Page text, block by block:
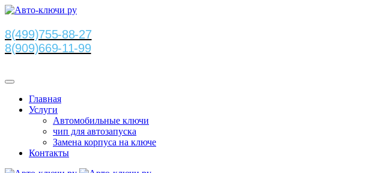
8(499)755-88-27
8(909)669-11-99
Главная
Услуги
Автомобильные ключи
чип для автозапуска
Замена корпуса на ключе
Контакты